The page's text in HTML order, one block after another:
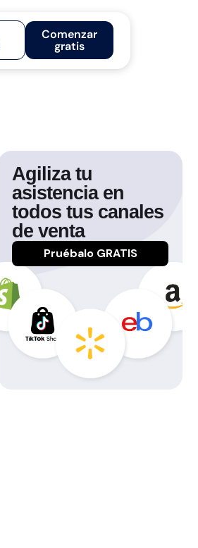
Comenzar
gratis
Agiliza tu
asistencia en
todos tus canales
de venta
Pruébalo GRATIS